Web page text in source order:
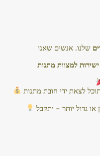
שלנו. אנשים שאנו
למצוות מתנות
לצאת ידי חובת מתנות